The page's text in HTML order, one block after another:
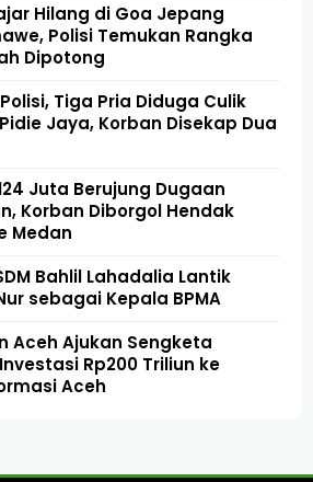
Hilang di Goa Jepang
Polisi Temukan Rangka
Dipotong
Tiga Pria Diduga Culik
Jaya, Korban Disekap Dua
Juta Berujung Dugaan
Korban Diborgol Hendak
Medan
Bahlil Lahadalia Lantik
sebagai Kepala BPMA
Aceh Ajukan Sengketa
Rp200 Triliun ke
Aceh